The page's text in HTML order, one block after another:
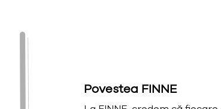
Povestea FINNE